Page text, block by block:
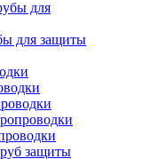
для защиты
защиты